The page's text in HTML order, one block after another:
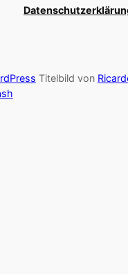
Titelbild von